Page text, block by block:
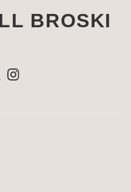
BROSKI